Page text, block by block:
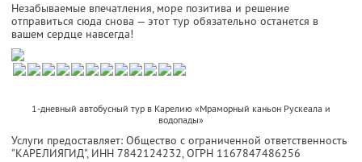
Незабываемые впечатления, море позитива и решение
отправиться сюда снова — этот тур обязательно останется в
вашем сердце навсегда!
1-дневный автобусный тур в Карелию «Мраморный каньон Рускеала и
водопады»
Услуги предоставляет: Общество с ограниченной ответственность
"КАРЕЛИЯГИД", ИНН 7842124232, ОГРН 1167847486256